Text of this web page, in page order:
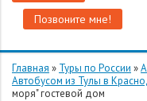
Позвоните мне!
Главная » Туры по России »
Автобусом из Тулы в
моря" гостевой дом